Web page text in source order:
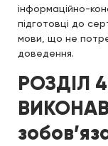
інформаційно-
підготовці до
мови, що не
доведення.
РОЗДІЛ